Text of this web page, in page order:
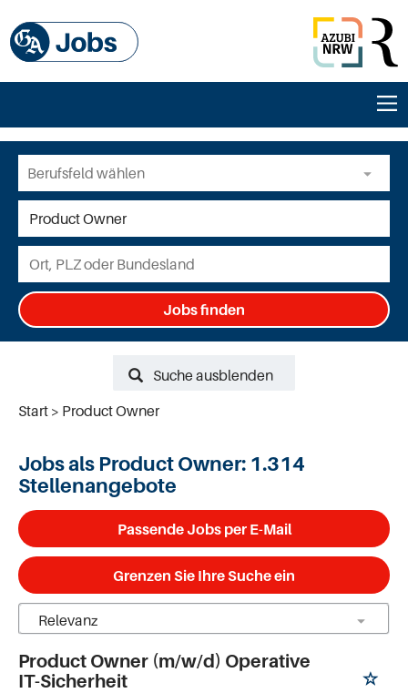
Jobs finden
Suche ausblenden
Start
Product Owner
Jobs als Product Owner: 1.314
Stellenangebote
Passende Jobs per E-Mail
Grenzen Sie Ihre Suche ein
Product Owner (m/w/d) Operative
IT-Sicherheit